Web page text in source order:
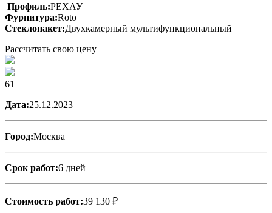
Профиль:РЕХАУ
Фурнитура:Roto
Стеклопакет:Двухкамерный мультифункциональный
Рассчитать свою цену
61
Дата:25.12.2023
Город:Москва
Срок работ:6 дней
Стоимость работ:39 130 ₽